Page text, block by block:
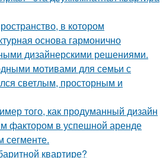
в котором
основа гармонично
дизайнерскими решениями.
мотивами для семьи с
светлым, просторным и
того, как продуманный дизайн
фактором в успешной аренде
сегменте.
квартире?